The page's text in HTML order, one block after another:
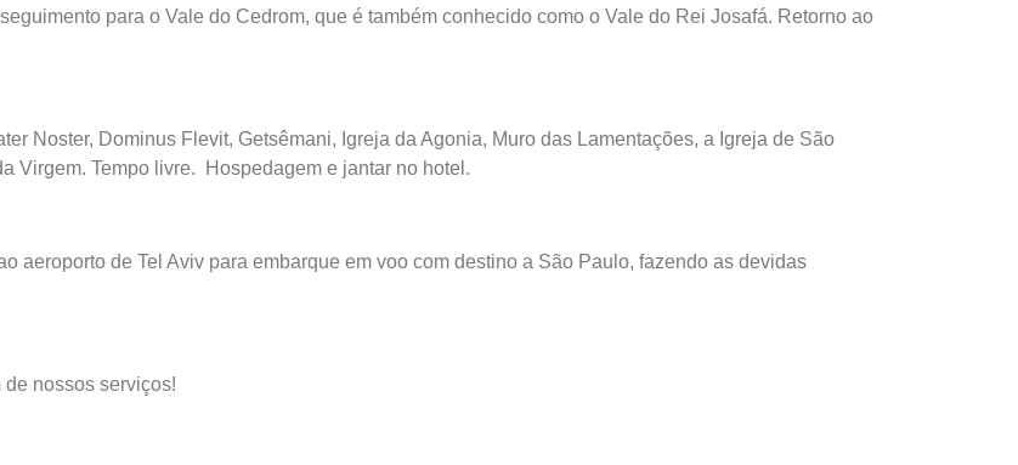
para o Vale do Cedrom, que é também conhecido como o Vale do Rei Josafá. Retorno ao
Noster, Dominus Flevit, Getsêmani, Igreja da Agonia, Muro das Lamentações, a Igreja de São
Virgem. Tempo livre. Hospedagem e jantar no hotel.
aeroporto de Tel Aviv para embarque em voo com destino a São Paulo, fazendo as devidas
nossos serviços!